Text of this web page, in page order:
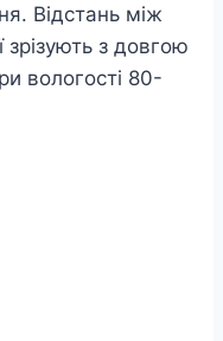
Відстань між
з довгою
вологості 80-